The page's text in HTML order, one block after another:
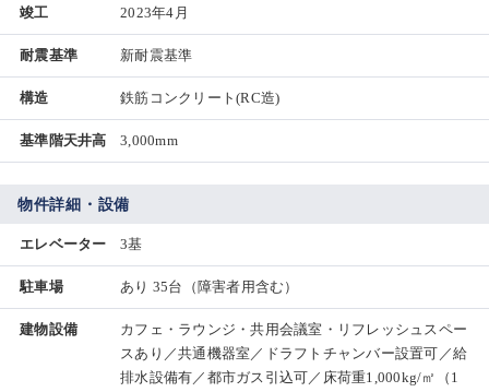
竣工 2023年4月
耐震基準 新耐震基準
構造 鉄筋コンクリート(RC造)
基準階天井高 3,000mm
物件詳細・設備
エレベーター 3基
駐車場 あり 35台（障害者用含む）
建物設備
カフェ・ラウンジ・共用会議室・リフレッシュスペー
スあり／共通機器室／ドラフトチャンバー設置可／給
排水設備有／都市ガス引込可／床荷重1,000kg/㎡（1